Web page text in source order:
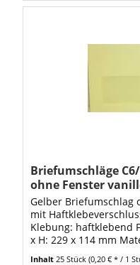
Briefumschläge
ohne Fenster
Folie)
Gelber Briefumschlag
mit
Klebung: haftklebend
x H: 229 x 114 mm
Inhalt 25 Stück(0,20 € * / 1